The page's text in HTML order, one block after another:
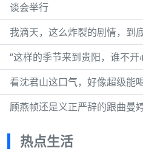
谈会举行
我滴天，这么炸裂的剧情，到
“这样的季节来到贵阳，谁不
看沈君山这口气，好像超级能
顾燕帧还是义正严辞的跟曲曼
热点生活